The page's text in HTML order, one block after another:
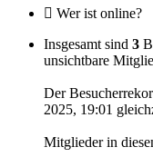
Wer ist online?
Insgesamt sind 3
unsichtbare
Der
2025, 19:01
Mitglieder in